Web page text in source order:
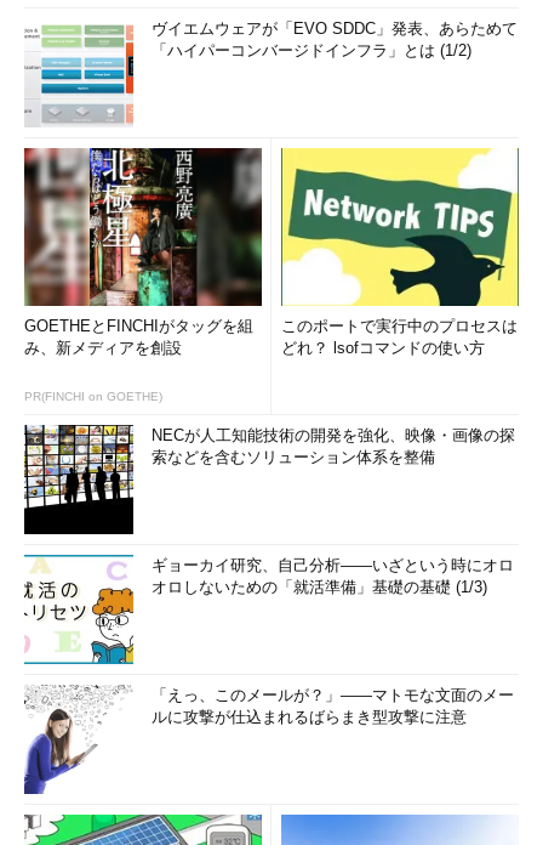
ヴイエムウェアが「EVO SDDC」発表、あらためて
「ハイパーコンバージドインフラ」とは (1/2)
GOETHEとFINCHIがタッグを組
み、新メディアを創設
PR(FINCHI on GOETHE)
このポートで実行中のプロセスは
どれ？ lsofコマンドの使い方
NECが人工知能技術の開発を強化、映像・画像の探
索などを含むソリューション体系を整備
ギョーカイ研究、自己分析――いざという時にオロ
オロしないための「就活準備」基礎の基礎 (1/3)
「えっ、このメールが？」――マトモな文面のメー
ルに攻撃が仕込まれるばらまき型攻撃に注意